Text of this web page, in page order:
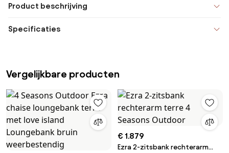
Product beschrijving
Specificaties
Vergelijkbare producten
€ 1.879
Ezra 2-zitsbank rechterarm